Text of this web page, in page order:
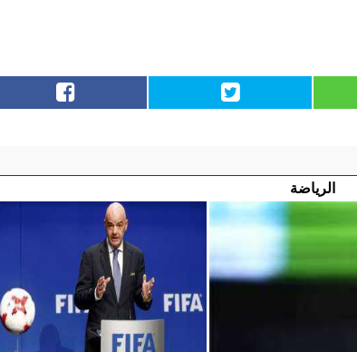
الرياضة